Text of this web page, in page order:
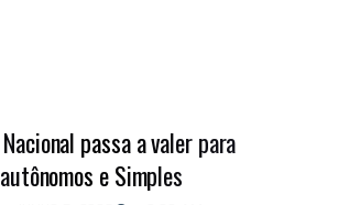
passa a valer para
autônomos e Simples